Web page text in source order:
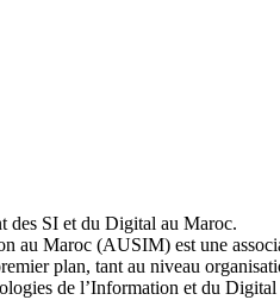
des SI et du Digital au Maroc.
au Maroc (AUSIM) est une
plan, tant au niveau
de l’Information et du